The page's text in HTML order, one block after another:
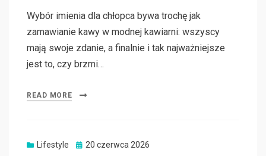
Wybór imienia dla chłopca bywa trochę jak
zamawianie kawy w modnej kawiarni: wszyscy
mają swoje zdanie, a finalnie i tak najważniejsze
jest to, czy brzmi…
READ MORE
Lifestyle
Posted
20 czerwca 2026